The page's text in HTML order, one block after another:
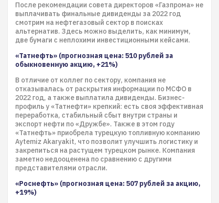
После рекомендации совета директоров «Газпрома» не
выплачивать финальные дивиденды за 2022 год
смотрим на нефтегазовый сектор в поисках
альтернатив. Здесь можно выделить, как минимум,
две бумаги с неплохими инвестиционными кейсами.
«Татнефть» (прогнозная цена: 510 рублей за
обыкновенную акцию, +21%)
В отличие от коллег по сектору, компания не
отказывалась от раскрытия информации по МСФО в
2022 год, а также выплатила дивиденды. Бизнес-
профиль у «Татнефти» крепкий: есть своя эффективная
переработка, стабильный сбыт внутри страны и
экспорт нефти по «Дружбе». Также в этом году
«Татнефть» приобрела турецкую топливную компанию
Aytemiz Akaryakit, что позволит улучшить логистику и
закрепиться на растущем турецком рынке. Компания
заметно недооценена по сравнению с другими
представителями отрасли.
«Роснефть» (прогнозная цена: 507 рублей за акцию,
+19%)